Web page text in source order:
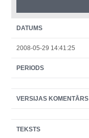
DATUMS
2008-05-29 14:41:25
PERIODS
VERSIJAS KOMENTĀRS
TEKSTS